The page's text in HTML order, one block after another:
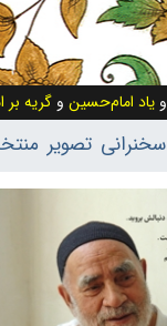
و یاد امام‌حسین و گریه
سخنرانی تصویر